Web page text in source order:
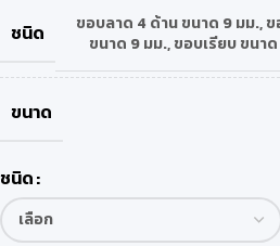
ชนิด ขอบลาด 4 ด้าน ขนาด 9 มม.,ข
ขนาด 9 มม.,ขอบเรียบ ขนาด
ขนาด
ชนิด